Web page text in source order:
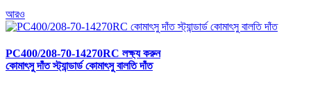
আরও
PC400/208-70-14270RC লক্ষ্য করুন
কোমাৎসু দাঁত স্ট্যান্ডার্ড কোমাৎসু বালতি দাঁত